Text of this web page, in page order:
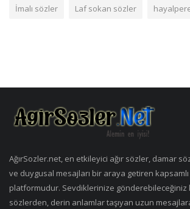
İmalı sözler Laf sokan sözler
AğırSozler.net, en etkileyici ağır sözler, damar
ve duygusal mesajları bir araya getiren
platformudur. Sevdiklerinize gönderebileceğiniz
sözlerden, derin anlamlar taşıyan uzun